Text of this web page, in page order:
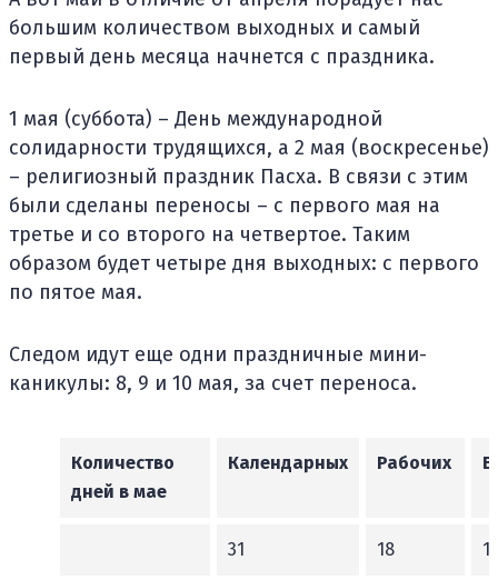
большим количеством выходных и самый
первый день месяца начнется с праздника.
1 мая (суббота) – День международной
солидарности трудящихся, а 2 мая (воскресенье)
– религиозный праздник Пасха. В связи с этим
были сделаны переносы – с первого мая на
третье и со второго на четвертое. Таким
образом будет четыре дня выходных: с первого
по пятое мая.
Следом идут еще одни праздничные мини-
каникулы: 8, 9 и 10 мая, за счет переноса.
Количество
дней в мае
Календарных Рабочих
31 18 13